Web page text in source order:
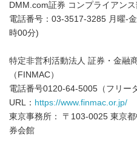
DMM.com証券 コンプライアンス
電話番号：03-3517-3285 月曜-
時00分)
特定非営利活動法人 証券・金融
（FINMAC）
電話番号0120-64-5005（フリー
URL： https://www.finmac.or.jp/
東京事務所： 〒103-0025 東京
券会館